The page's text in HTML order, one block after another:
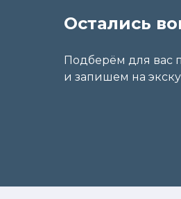
Подберём для вас
и запишем на
Остались